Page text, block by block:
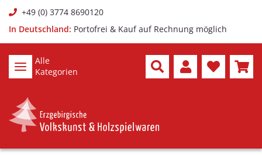
+49 (0) 3774 8690120
In Deutschland: Portofrei & Kauf auf Rechnung möglich
Alle
Kategorien